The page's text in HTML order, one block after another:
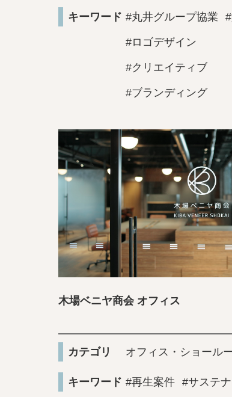
キーワード #丸井グループ協業
#ロゴデザイン
#クリエイティブ
#ブランディング
木場ベニヤ商会 オフィス
カテゴリ オフィス・ショール
キーワード #再生案件 #サステ